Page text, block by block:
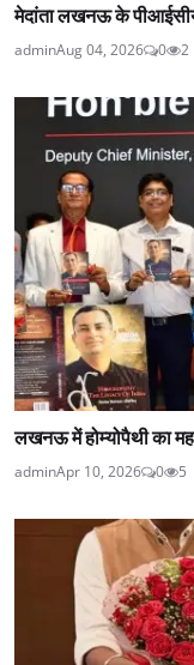
मेदांता लखनऊ के
adminAug 04, 2026 0 2
लखनऊ में होम्योपैथी का
adminApr 10, 2026 0 5